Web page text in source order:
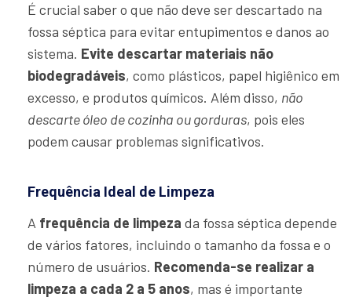
É crucial saber o que não deve ser descartado na
fossa séptica para evitar entupimentos e danos ao
sistema. Evite descartar materiais não
biodegradáveis, como plásticos, papel higiênico em
excesso, e produtos químicos. Além disso, não
descarte óleo de cozinha ou gorduras, pois eles
podem causar problemas significativos.
Frequência Ideal de Limpeza
A frequência de limpeza da fossa séptica depende
de vários fatores, incluindo o tamanho da fossa e o
número de usuários. Recomenda-se realizar a
limpeza a cada 2 a 5 anos, mas é importante